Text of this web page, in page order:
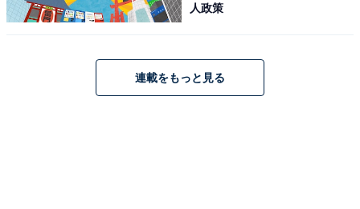
人政策
連載をもっと見る